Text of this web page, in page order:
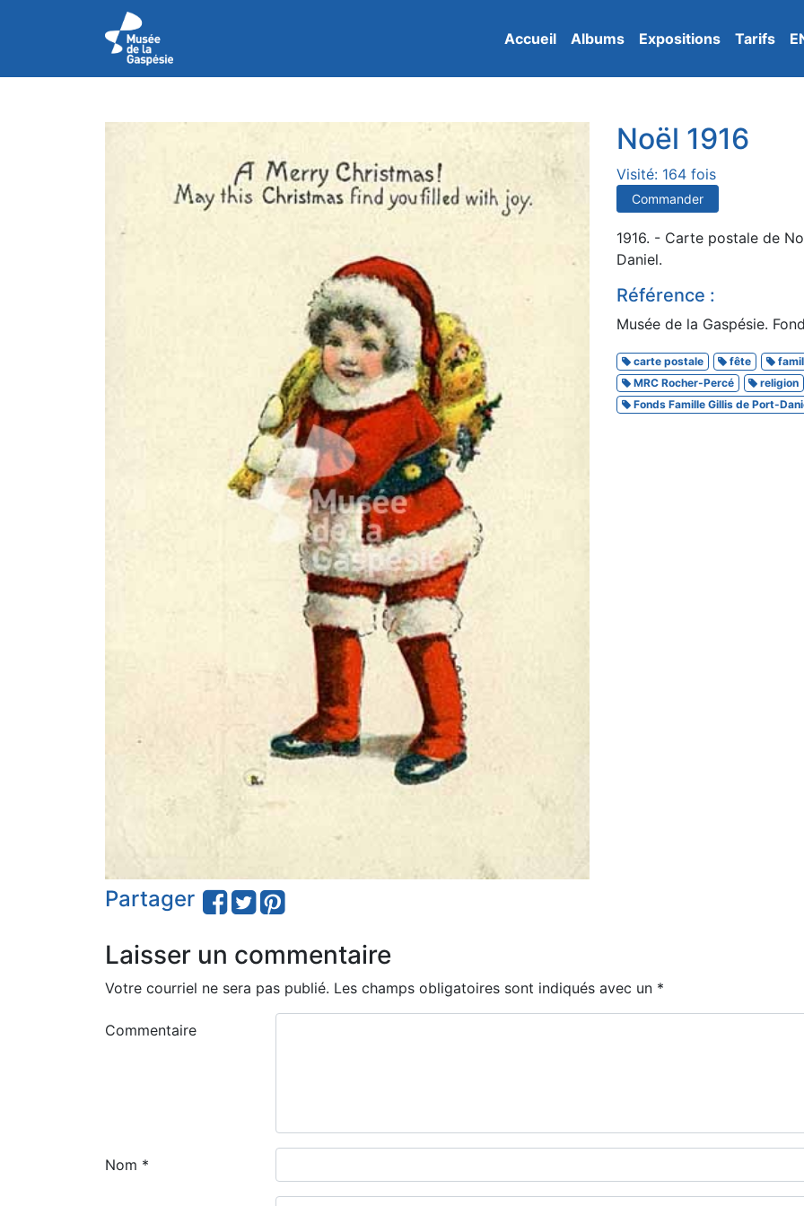
Accueil Albums Expositions Tarifs
Partager
Noël 1916
Visité: 164 fois
Commander
1916. - Carte postale de
Daniel.
Référence :
Musée de la Gaspésie.
carte postale fête
MRC Rocher-Percé
religion
Fonds Famille Gillis de Port-
Laisser un commentaire
Votre courriel ne sera pas publié. Les champs obligatoires sont indiqués avec un *
Commentaire
Nom *